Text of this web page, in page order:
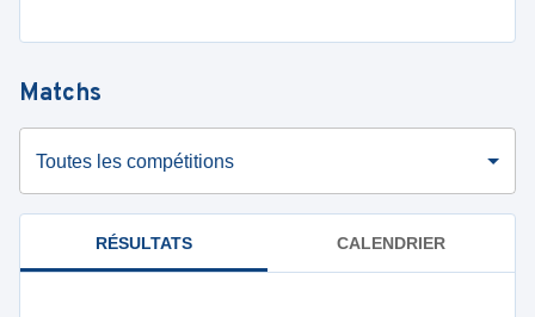
Matchs
Toutes les compétitions
RÉSULTATS CALENDRIER